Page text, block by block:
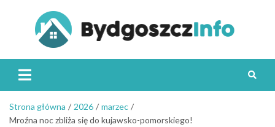
Strona główna 2026
marzec
Mroźna noc zbliża się do kujawsko-pomorskiego!